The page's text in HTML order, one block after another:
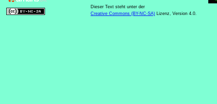
Dieser Text steht unter der
Creative Commons (BY-NC-SA) Lizenz, Version 4.0.